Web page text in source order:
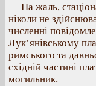
На жаль,
ніколи не
численні
Лук’янівському
римського та
східній частині
могильник.